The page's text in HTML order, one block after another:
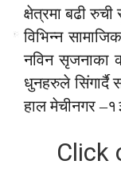
क्षेत्रमा बढी
विभिन्न
नविन सृजनाका
धुनहरुले सिंगार्दै
हाल मेचीनगर
Click